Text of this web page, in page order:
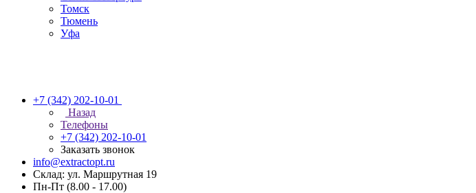
Томск
Тюмень
Уфа
+7 (342) 202-10-01
Назад
Телефоны
+7 (342) 202-10-01
Заказать звонок
info@extractopt.ru
Склад: ул. Маршрутная 19
Пн-Пт (8.00 - 17.00)